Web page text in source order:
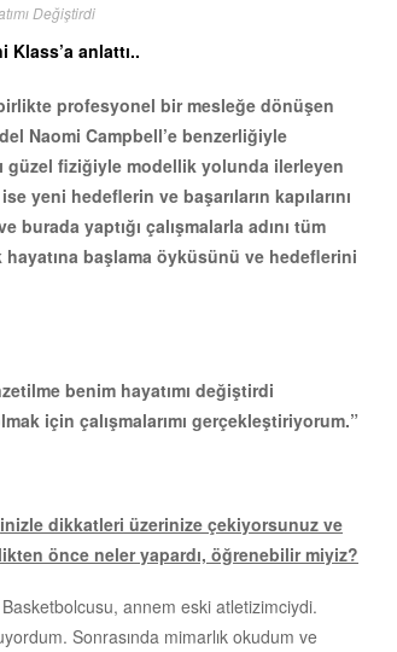
Değiştirdi
anlattı..
profesyonel bir mesleğe dönüşen
Naomi Campbell’e benzerliğiyle
güzel fiziğiyle modellik yolunda ilerleyen
yeni hedeflerin ve başarıların kapılarını
burada yaptığı çalışmalarla adını tüm
başlama öyküsünü ve hedeflerini
benim hayatımı değiştirdi
için çalışmalarımı gerçekleştiriyorum.”
dikkatleri üzerinize çekiyorsunuz ve
önce neler yapardı, öğrenebilir miyiz?
Basketbolcusu, annem eski atletizimciydi.
Sonrasında mimarlık okudum ve